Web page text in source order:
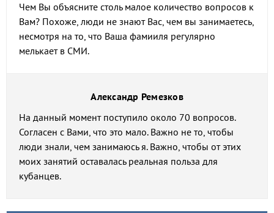
Чем Вы объясните столь малое количество вопросов к
Вам? Похоже, люди не знают Вас, чем вы занимаетесь,
несмотря на то, что Ваша фамииля регулярно
мелькает в СМИ.
Александр Ремезков
На данный момент поступило около 70 вопросов.
Согласен с Вами, что это мало. Важно не то, чтобы
люди знали, чем занимаюсь я. Важно, чтобы от этих
моих занятий оставалась реальная польза для
кубанцев.